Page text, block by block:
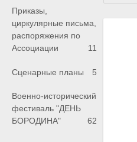
Приказы,
циркулярные письма,
распоряжения по
Ассоциации
11
Сценарные планы 5
Военно-исторический
фестиваль "ДЕНЬ
БОРОДИНА"
62